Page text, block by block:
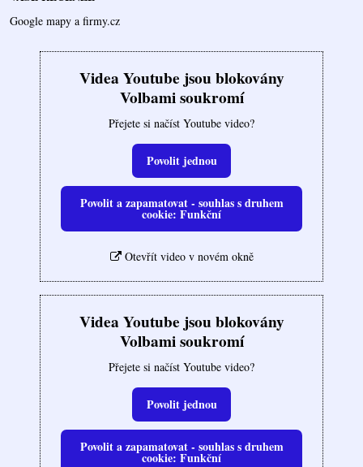
Google mapy a firmy.cz
Videa Youtube jsou blokovány
Volbami soukromí
Přejete si načíst Youtube video?
Povolit jednou
Povolit a zapamatovat - souhlas s druhem
cookie: Funkční
Otevřít video v novém okně
Videa Youtube jsou blokovány
Volbami soukromí
Přejete si načíst Youtube video?
Povolit jednou
Povolit a zapamatovat - souhlas s druhem
cookie: Funkční